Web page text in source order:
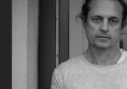
Archivo
Inscribir
Boletería